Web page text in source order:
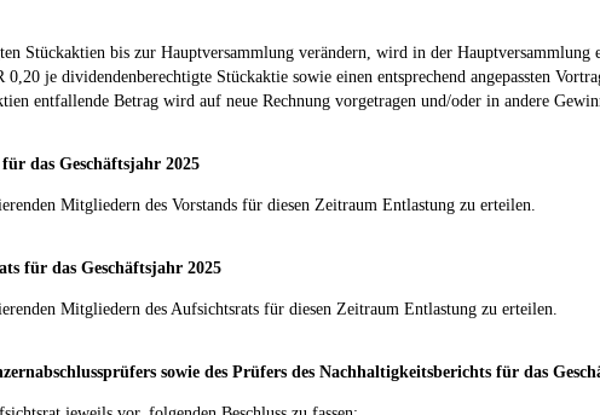
Stückaktien bis zur Hauptversammlung verändern, wird in der Hauptversammlung
je dividendenberechtigte Stückaktie sowie einen entsprechend angepassten
entfallende Betrag wird auf neue Rechnung vorgetragen und/oder in andere
das Geschäftsjahr 2025
Mitgliedern des Vorstands für diesen Zeitraum Entlastung zu erteilen.
für das Geschäftsjahr 2025
Mitgliedern des Aufsichtsrats für diesen Zeitraum Entlastung zu erteilen.
sowie des Prüfers des Nachhaltigkeitsberichts für das